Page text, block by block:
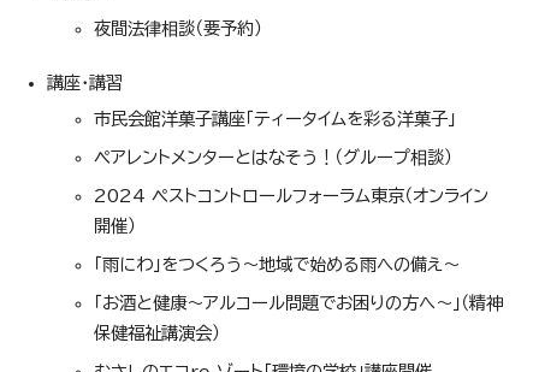
夜間法律相談（要予約）
講座・講習
市民会館洋菓子講座「ティータイムを彩る洋菓子」
ペアレントメンターとはなそう！（グループ相談）
2024 ペストコントロールフォーラム東京（オンライン
開催）
「雨にわ」をつくろう～地域で始める雨への備え～
「お酒と健康～アルコール問題でお困りの方へ～」（精神
保健福祉講演会）